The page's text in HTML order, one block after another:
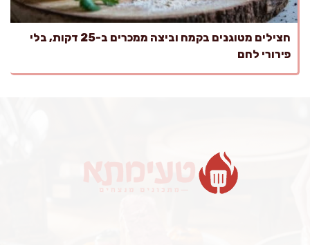
חצילים מטוגנים בקמח וביצה ממכרים ב-25 דקות, בלי
פירורי לחם